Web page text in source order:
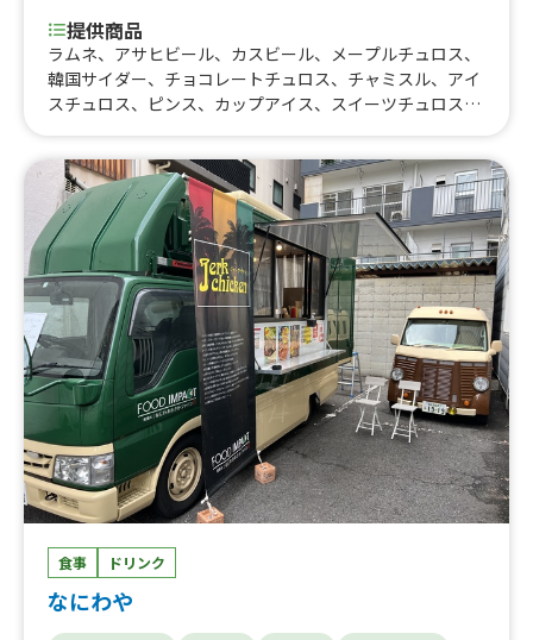
提供商品
ラムネ、アサヒビール、カスビール、メープルチュロス、
韓国サイダー、チョコレートチュロス、チャミスル、アイ
スチュロス、ピンス、カップアイス、スイーツチュロス、
当、チーズトッポギ、ねぎヤンニョムチキン、おろしぶっ
かけねぎマンドゥ、マンドゥ丼、ねぎヤンニョムマンド
ゥ、ヤンニョムチキン丼、ヤンニョムマンドゥ、マンドゥ
(韓式揚げ餃子)、ヤンニョムチキン、韓国チキン
食事 ドリンク
なにわや